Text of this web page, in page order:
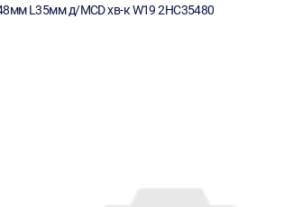
L35мм д/MCD хв-к W19 2HC35480